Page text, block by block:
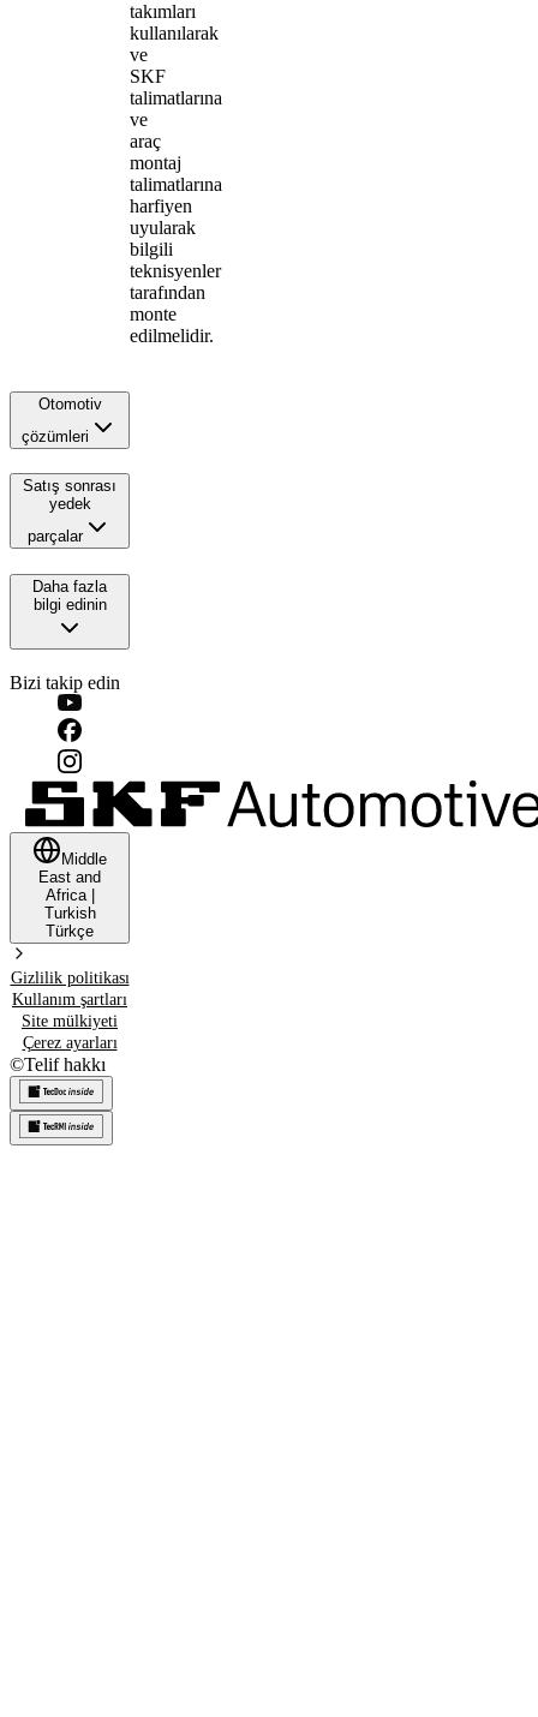
takımları
kullanılarak
ve
SKF
talimatlarına
ve
araç
montaj
talimatlarına
harfiyen
uyularak
bilgili
teknisyenler
tarafından
monte
edilmelidir.
Otomotiv
çözümleri
Satış sonrası
yedek
parçalar
Daha fazla
bilgi edinin
Bizi takip edin
Middle
East and
Africa|
Turkish
Türkçe
Gizlilik politikası
Kullanım şartları
Site mülkiyeti
Çerez ayarları
©Telif hakkı